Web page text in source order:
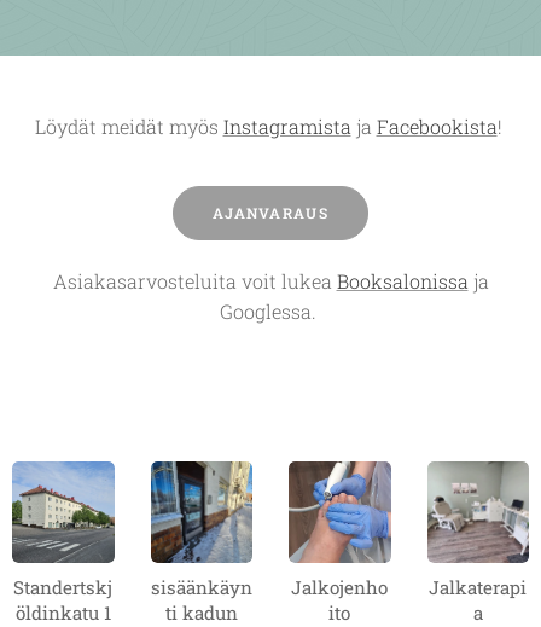
Löydät meidät myös Instagramista ja Facebookista!
AJANVARAUS
Asiakasarvosteluita voit lukea Booksalonissa ja
Googlessa.
Standertskj
öldinkatu 1
sisäänkäyn
ti kadun
Jalkojenho
ito
Jalkaterapi
a